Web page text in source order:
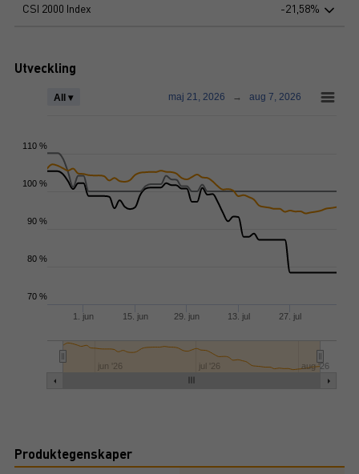
CSI 2000 Index -21,58%
Utveckling
1. jun 15. jun 29. jun 13. jul 27. jul
jun '26 jul '26 aug '26
All ▾ maj 21, 2026 → aug 7, 2026
70 %
80 %
90 %
100 %
110 %
Produktegenskaper